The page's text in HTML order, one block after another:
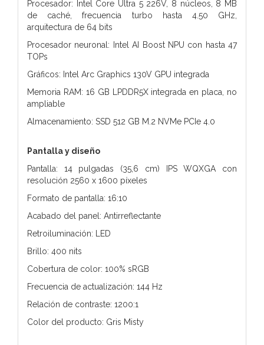
Procesador: Intel Core Ultra 5 226V, 8 núcleos, 8 MB
de caché, frecuencia turbo hasta 4.50 GHz,
arquitectura de 64 bits
Procesador neuronal: Intel AI Boost NPU con hasta 47
TOPs
Gráficos: Intel Arc Graphics 130V GPU integrada
Memoria RAM: 16 GB LPDDR5X integrada en placa, no
ampliable
Almacenamiento: SSD 512 GB M.2 NVMe PCIe 4.0
Pantalla y diseño
Pantalla: 14 pulgadas (35,6 cm) IPS WQXGA con
resolución 2560 x 1600 píxeles
Formato de pantalla: 16:10
Acabado del panel: Antirreflectante
Retroiluminación: LED
Brillo: 400 nits
Cobertura de color: 100% sRGB
Frecuencia de actualización: 144 Hz
Relación de contraste: 1200:1
Color del producto: Gris Misty